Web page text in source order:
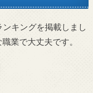
キングを掲載しまし
業で大丈夫です。